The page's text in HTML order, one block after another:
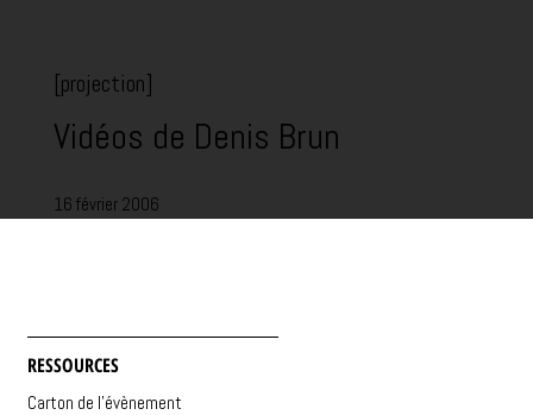
[projection]
Vidéos de Denis Brun
16 février 2006
RESSOURCES
Carton de l'évènement